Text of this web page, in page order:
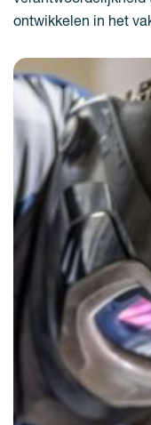
ontwikkelen in het